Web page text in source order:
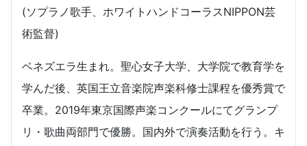
(ソプラノ歌手、ホワイトハンドコーラスNIPPON芸
術監督)
ベネズエラ生まれ。聖心女子大学、大学院で教育学を
学んだ後、英国王立音楽院声楽科修士課程を優秀賞で
卒業。2019年東京国際声楽コンクールにてグランプ
リ・歌曲両部門で優勝。国内外で演奏活動を行う。キ